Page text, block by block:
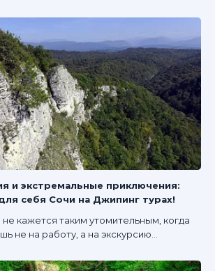
и экстремальные приключения:
себя Сочи на Джипинг турах!
кажется таким утомительным, когда
не на работу, а на экскурсию...